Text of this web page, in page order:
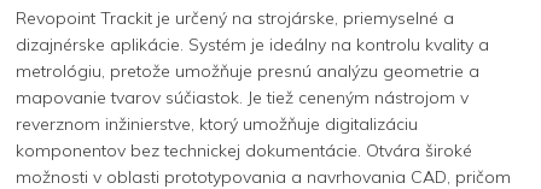
Revopoint Trackit je určený na strojárske, priemyselné a
dizajnérske aplikácie. Systém je ideálny na kontrolu kvality a
metrológiu, pretože umožňuje presnú analýzu geometrie a
mapovanie tvarov súčiastok. Je tiež ceneným nástrojom v
reverznom inžinierstve, ktorý umožňuje digitalizáciu
komponentov bez technickej dokumentácie. Otvára široké
možnosti v oblasti prototypovania a navrhovania CAD, pričom